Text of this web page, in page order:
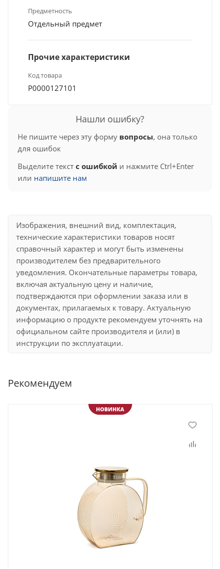
Предметность
Отдельный предмет
Прочие характеристики
Код товара
Р0000127101
Нашли ошибку?
Не пишите через эту форму вопросы, она только
для ошибок
Выделите текст с ошибкой и нажмите Ctrl+Enter
или напишите нам
Изображения, внешний вид, комплектация,
технические характеристики товаров носят
справочный характер и могут быть изменены
производителем без предварительного
уведомления. Окончательные параметры товара,
включая актуальную цену и наличие,
подтверждаются при оформлении заказа или в
документах, прилагаемых к товару. Актуальную
информацию о продукте рекомендуем уточнять на
официальном сайте производителя и (или) в
инструкции по эксплуатации.
Рекомендуем